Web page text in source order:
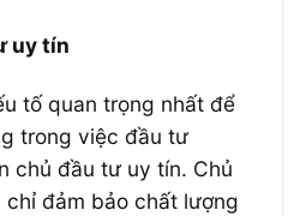
uy tín
tố quan trọng nhất để
trong việc đầu tư
chủ đầu tư uy tín. Chủ
đảm bảo chất lượng